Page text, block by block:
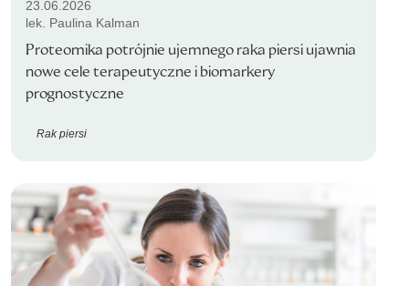
23.06.2026
lek. Paulina Kalman
Proteomika potrójnie ujemnego raka piersi ujawnia
nowe cele terapeutyczne i biomarkery
prognostyczne
Rak piersi